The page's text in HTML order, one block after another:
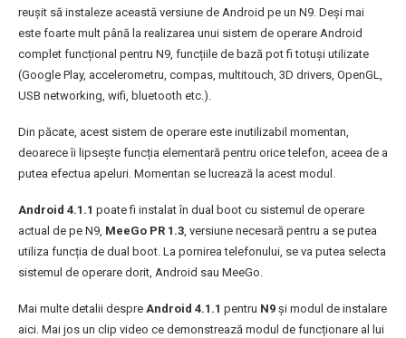
reușit să instaleze această versiune de Android pe un N9. Deși mai
este foarte mult până la realizarea unui sistem de operare Android
complet funcțional pentru N9, funcțiile de bază pot fi totuși utilizate
(Google Play, accelerometru, compas, multitouch, 3D drivers, OpenGL,
USB networking, wifi, bluetooth etc.).
Din păcate, acest sistem de operare este inutilizabil momentan,
deoarece îi lipsește funcția elementară pentru orice telefon, aceea de a
putea efectua apeluri. Momentan se lucrează la acest modul.
Android 4.1.1 poate fi instalat în dual boot cu sistemul de operare
actual de pe N9, MeeGo PR 1.3, versiune necesară pentru a se putea
utiliza funcția de dual boot. La pornirea telefonului, se va putea selecta
sistemul de operare dorit, Android sau MeeGo.
Mai multe detalii despre Android 4.1.1 pentru N9 și modul de instalare
aici. Mai jos un clip video ce demonstrează modul de funcționare al lui